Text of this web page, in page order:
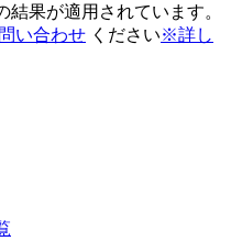
果が適用されています。
い合わせ ください※詳し